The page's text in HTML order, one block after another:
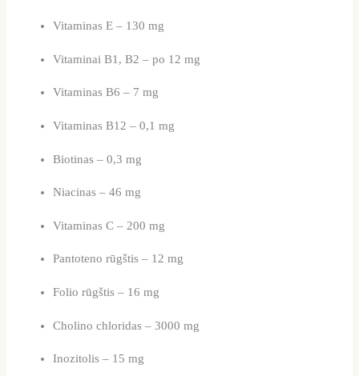
Vitaminas E – 130 mg
Vitaminai B1, B2 – po 12 mg
Vitaminas B6 – 7 mg
Vitaminas B12 – 0,1 mg
Biotinas – 0,3 mg
Niacinas – 46 mg
Vitaminas C – 200 mg
Pantoteno rūgštis – 12 mg
Folio rūgštis – 16 mg
Cholino chloridas – 3000 mg
Inozitolis – 15 mg